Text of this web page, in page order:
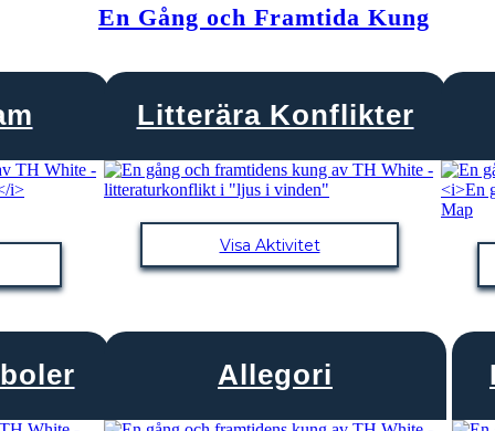
En Gång och Framtida Kung
Litterära Konflikter
Visa Aktivitet
Allegori